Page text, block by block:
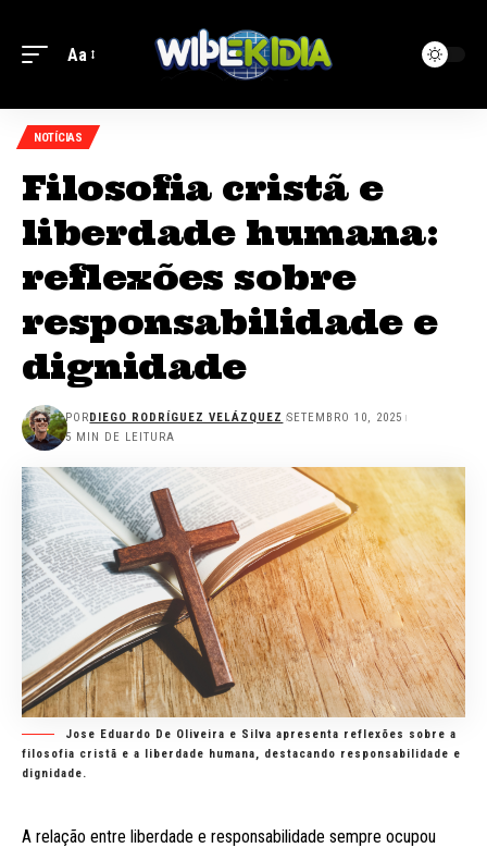
Aa
NOTÍCIAS
Filosofia cristã e
liberdade humana:
reflexões sobre
responsabilidade e
dignidade
PORDIEGO RODRÍGUEZ VELÁZQUEZ SETEMBRO 10, 2025
5 MIN DE LEITURA
Jose Eduardo De Oliveira e Silva apresenta reflexões sobre a
filosofia cristã e a liberdade humana, destacando responsabilidade e
dignidade.
A relação entre liberdade e responsabilidade sempre ocupou